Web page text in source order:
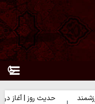
حدیث روز | آغاز درست